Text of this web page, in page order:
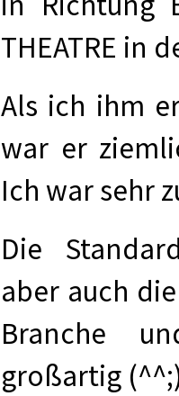
THEATRE in
Als ich ihm
war er
Ich war sehr
Die
aber auch
Branche
großartig